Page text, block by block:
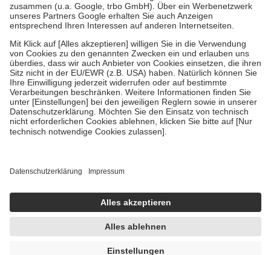
Verordnung.
Um das Engagement der Versicherten für ihre eigene Gesundheit zu
stärken und die besondere Stellung der Familie zu unterstützen,
fallenkeine Zuzahlungenan bei:
• Kindern und Jugendlichen bis zum vollendeten 18. Lebensjahr
mit Ausnahme der Fahrkosten
• Untersuchungen zur Vorsorge und Früherkennung, die von der
GKV getragen werden
• empfohlenen Schutzimpfungen
• Harn- und Blutteststreifen
getroffen, um sicherzustellen, dass es sich um echte Bewertungen
https://help.etrusted.com/hc/de/articles/4419944605341
Einige Bilder und Inhalte wurden unter Zuhilfenahme künstlicher